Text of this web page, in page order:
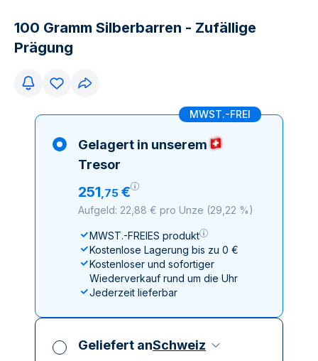
100 Gramm Silberbarren - Zufällige
Prägung
MWST.-FREI
Gelagert in unserem
Tresor
251,75 €
Aufgeld: 22,88 € pro Unze (29,22 %)
MWST.-FREIES produkt
Kostenlose Lagerung bis zu 0 €
Kostenloser und sofortiger
Wiederverkauf rund um die Uhr
Jederzeit lieferbar
Geliefert anSchweiz